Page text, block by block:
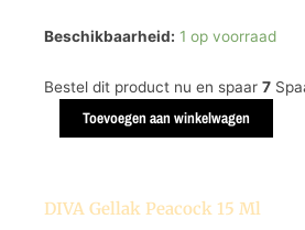
Beschikbaarheid: 1 op voorraad
Bestel dit product nu en spaar 7
DIVA
Peacock
Toevoegen aan winkelwagen
DIVA Gellak Peacock 15 Ml